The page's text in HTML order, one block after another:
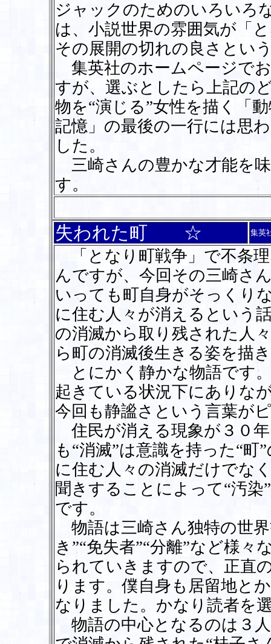
ジャックのためのいろいろ
は、小説世界の雰囲気が「
その展開の切れの良さとい
集英社のホームページで
すが、選ぶとしたら上記の
物を“演じる”女性を描く「
記憶」の最後の一行には思
した。
三崎さんの豊かな才能を
す。
失われた町 ☆ 集英
「となり町戦争」で不条
んですが、今回その三崎さ
いっても町自身がそっくり
に住む人々が消えるという
の消滅から取り残された人
ら町の消滅後生きる姿を描
とにかく静かな物語です
起きている状況下にありな
今回も静謐さという言葉が
住民が消える現象が３０
も“消滅”は意識を持った“
に住む人々の消滅だけでな
聞きすることによって“汚
です。
物語は三崎さん独特の世界
き”“免失者”“分離”など様
られていきますので、正直
ります。僕自身も居留地と
なりました。かなり読者を
物語の中心となるのは３